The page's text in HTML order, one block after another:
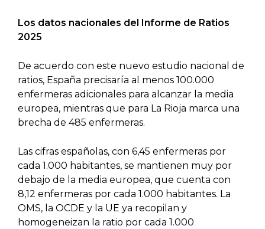
Los datos nacionales del Informe de Ratios
2025
De acuerdo con este nuevo estudio nacional de
ratios, España precisaría al menos 100.000
enfermeras adicionales para alcanzar la media
europea, mientras que para La Rioja marca una
brecha de 485 enfermeras.
Las cifras españolas, con 6,45 enfermeras por
cada 1.000 habitantes, se mantienen muy por
debajo de la media europea, que cuenta con
8,12 enfermeras por cada 1.000 habitantes. La
OMS, la OCDE y la UE ya recopilan y
homogeneizan la ratio por cada 1.000